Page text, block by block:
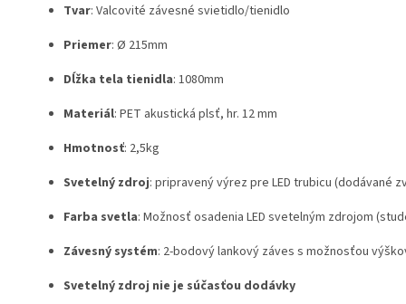
Tvar: Valcovité závesné svietidlo/tienidlo
Priemer: Ø 215mm
Dĺžka tela tienidla: 1080mm
Materiál: PET akustická plsť, hr. 12 mm
Hmotnosť: 2,5kg
Svetelný zdroj: pripravený výrez pre LED trubicu (dodávané
Farba svetla: Možnosť osadenia LED svetelným zdrojom
Závesný systém: 2-bodový lankový záves s možnosťou
Svetelný zdroj nie je súčasťou dodávky